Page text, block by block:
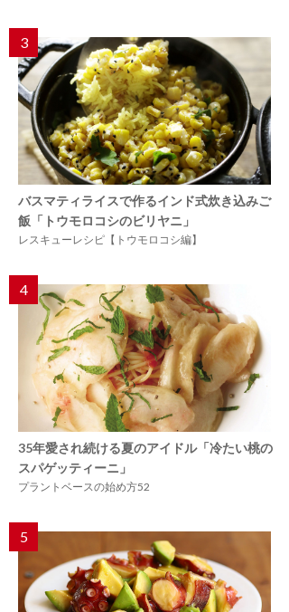
3
バスマティライスで作るインド式炊き込みご
飯「トウモロコシのビリヤニ」
レスキューレシピ【トウモロコシ編】
4
35年愛され続ける夏のアイドル「冷たい桃の
スパゲッティーニ」
プラントベースの始め方52
5